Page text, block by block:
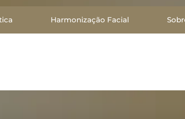
Harmonização Facial